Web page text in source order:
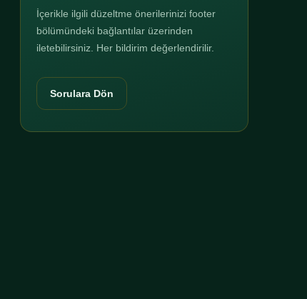
İçerikle ilgili düzeltme önerilerinizi footer
bölümündeki bağlantılar üzerinden
iletebilirsiniz. Her bildirim değerlendirilir.
Sorulara Dön